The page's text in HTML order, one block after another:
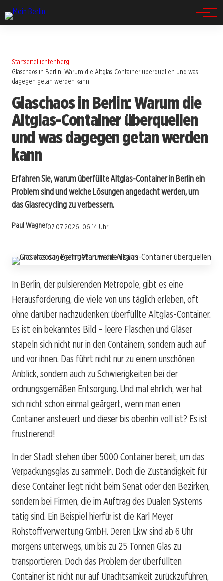
StartseiteLichtenberg
Glaschaos in Berlin: Warum die Altglas-Container überquellen und was
dagegen getan werden kann
Glaschaos in Berlin: Warum die
Altglas-Container überquellen
und was dagegen getan werden
kann
Erfahren Sie, warum überfüllte Altglas-Container in Berlin ein
Problem sind und welche Lösungen angedacht werden, um
das Glasrecycling zu verbessern.
Paul Wagner07.07.2026, 06:14 Uhr
In Berlin, der pulsierenden Metropole, gibt es eine
Herausforderung, die viele von uns täglich erleben, oft
ohne darüber nachzudenken: überfüllte Altglas-Container.
Es ist ein bekanntes Bild – leere Flaschen und Gläser
stapeln sich nicht nur in den Containern, sondern auch auf
und vor ihnen. Das führt nicht nur zu einem unschönen
Anblick, sondern auch zu Schwierigkeiten bei der
ordnungsgemäßen Entsorgung. Und mal ehrlich, wer hat
sich nicht schon einmal geärgert, wenn man einen
Container ansteuert und dieser bis obenhin voll ist? Es ist
frustrierend!
In der Stadt stehen über 5000 Container bereit, um das
Verpackungsglas zu sammeln. Doch die Zuständigkeit für
diese Container liegt nicht beim Senat oder den Bezirken,
sondern bei Firmen, die im Auftrag des Dualen Systems
tätig sind. Ein Beispiel hierfür ist die Karl Meyer
Rohstoffverwertung GmbH. Deren Lkw sind ab 6 Uhr
morgens unterwegs, um bis zu 25 Tonnen Glas zu
transportieren. Doch das Problem der überfüllten
Container ist nicht nur auf Unachtsamkeit zurückzuführen,